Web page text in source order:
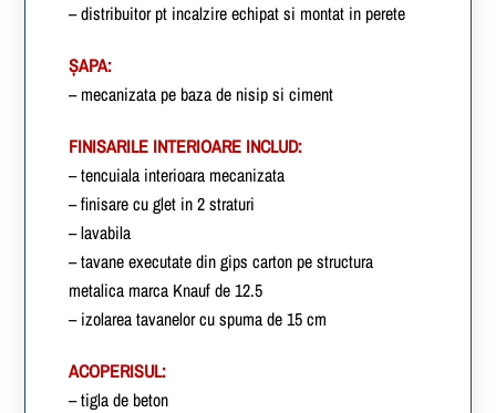
– distribuitor pt incalzire echipat si montat in perete
ȘAPA:
– mecanizata pe baza de nisip si ciment
FINISARILE INTERIOARE INCLUD:
– tencuiala interioara mecanizata
– finisare cu glet in 2 straturi
– lavabila
– tavane executate din gips carton pe structura
metalica marca Knauf de 12.5
– izolarea tavanelor cu spuma de 15 cm
ACOPERISUL:
– tigla de beton